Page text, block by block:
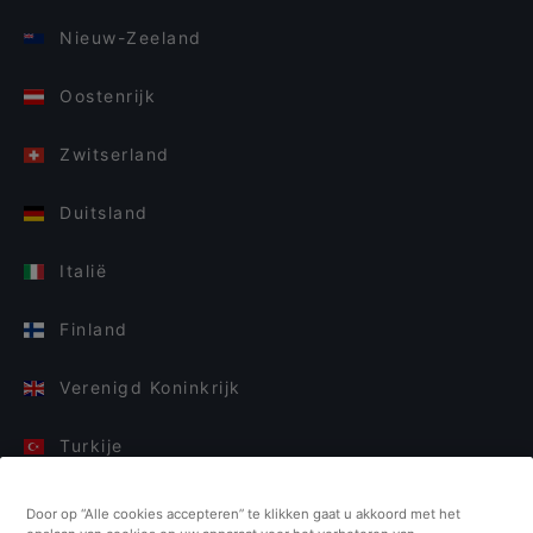
Nieuw-Zeeland
Oostenrijk
Zwitserland
Duitsland
Italië
Finland
Verenigd Koninkrijk
Turkije
Nederland
Door op “Alle cookies accepteren” te klikken gaat u akkoord met het